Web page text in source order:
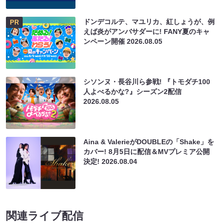
PR
ドンデコルテ、マユリカ、紅しょうが、例
えば炎がアンバサダーに! FANY夏のキャ
ンペーン開催2026.08.05
シソンヌ・長谷川ら参戦! 『トモダチ100
人よべるかな?』シーズン2配信
2026.08.05
Aina & ValerieがDOUBLEの「Shake」を
カバー! 8月5日に配信＆MVプレミア公開
決定!2026.08.04
関連ライブ配信